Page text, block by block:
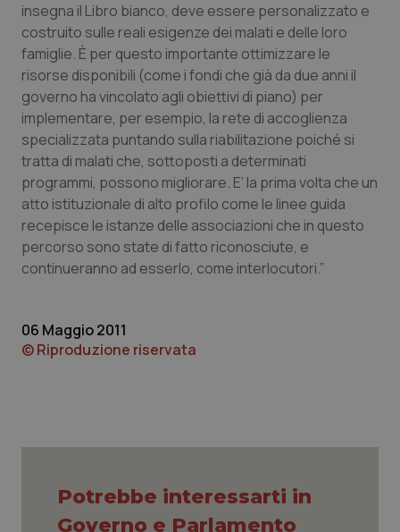
Lombardia
Marche
Molise
Piemonte
Provincia Autonoma di Bolzano
Provincia Autonoma di Trento
Sardegna
Toscana
Umbria
Dolore
Donna & Salute
Epatiti
HIV
Infezioni & Febbre
Ipertensione & Scompenso
Malattia di Crohn & Rettocolite Ulcerosa
Obesità
Oftalmologia
insegna il Libro bianco, deve essere personalizzato e
costruito sulle reali esigenze dei malati e delle loro
famiglie. È per questo importante ottimizzare le
risorse disponibili (come i fondi che già da due anni il
governo ha vincolato agli obiettivi di piano) per
implementare, per esempio, la rete di accoglienza
specializzata puntando sulla riabilitazione poiché si
tratta di malati che, sottoposti a determinati
programmi, possono migliorare. E’ la prima volta che un
atto istituzionale di alto profilo come le linee guida
recepisce le istanze delle associazioni che in questo
percorso sono state di fatto riconosciute, e
continueranno ad esserlo, come interlocutori.”
06 Maggio 2011
© Riproduzione riservata
Potrebbe interessarti in
Governo e Parlamento